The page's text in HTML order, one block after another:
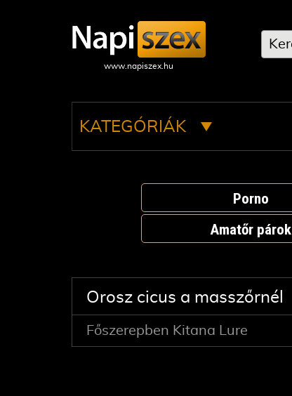
KATEGÓRIÁK
Porno
Amatőr párok
Orosz cicus a masszőrnél
Főszerepben Kitana Lure